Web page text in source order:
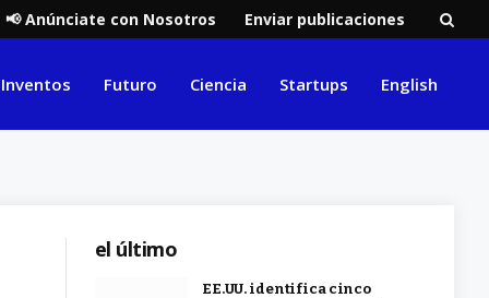
📢 Anúnciate con Nosotros Enviar publicaciones
Inventos Futuro Ciencia Startups English
el último
EE.UU. identifica cinco